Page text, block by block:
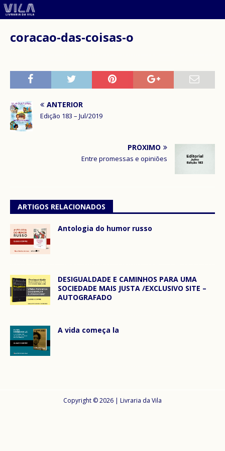
coracao-das-coisas-o
ANTERIOR
Edição 183 – Jul/2019
PRÓXIMO
Entre promessas e opiniões
ARTIGOS RELACIONADOS
Antologia do humor russo
DESIGUALDADE E CAMINHOS PARA UMA
SOCIEDADE MAIS JUSTA /EXCLUSIVO SITE –
AUTOGRAFADO
A vida começa la
Copyright © 2026 | Livraria da Vila